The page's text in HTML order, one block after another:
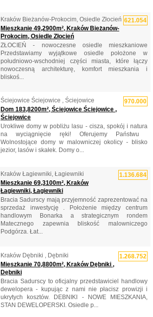
621.054
Kraków Bieżanów-Prokocim, Osiedle Złocień
Mieszkanie 49,2900m², Kraków Bieżanów-
Prokocim, Osiedle Złocień
ZŁOCIEŃ - nowoczesne osiedle mieszkaniowe
Przedstawiamy wyjątkowe osiedle położone w
południowo-wschodniej części miasta, które łączy
nowoczesną architekturę, komfort mieszkania i
bliskoś...
970.000
Ściejowice Ściejowice , Ściejowice
Dom 183,8200m², Ściejowice Ściejowice ,
Ściejowice
Urokliwe domy w pobliżu lasu - cisza, spokój i natura
na wyciągnięcie ręki! Oferujemy Państwu ​​
Wolnostojące domy w malowniczej okolicy - blisko
jezior, lasów i skałek. Domy o...
1.136.684
Kraków Łagiewniki, Łagiewniki
Mieszkanie 69,3100m², Kraków
Łagiewniki, Łagiewniki
Bracia Sadurscy mają przyjemność zaprezentować na
sprzedaż inwestycję . Położenie między centrum
handlowym Bonarka a strategicznym rondem
Matecznego zapewnia bliskość malowniczego
Podgórza. Łat...
1.268.752
Kraków Dębniki , Dębniki
Mieszkanie 70,8800m², Kraków Dębniki ,
Dębniki
Bracia Sadurscy to oficjalny przedstawiciel handlowy
dewelopera - kupując z nami nie płacisz prowizji i
ukrytych kosztów. DEBNIKI - NOWE MIESZKANIA,
STAN DEWELOPERSKI. Osiedle p...